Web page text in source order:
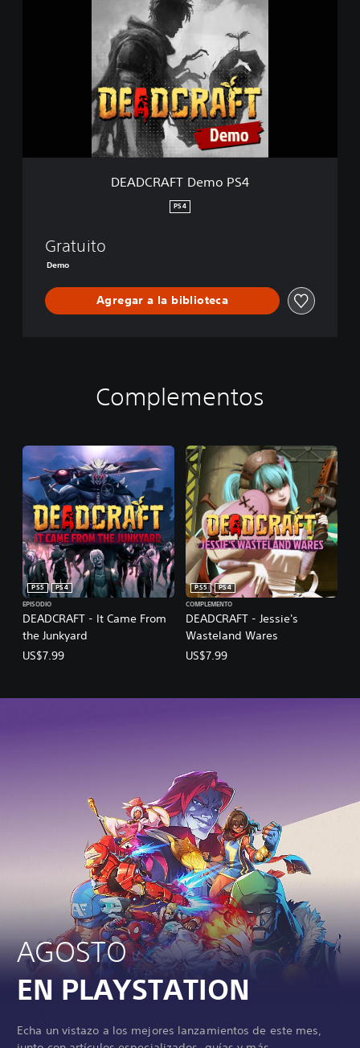
m
DEADCRAFT Demo PS4
PS4
Gratuito
Demo
Agregar a la biblioteca
Complementos
DEADCRAFT - It Came From
the Junkyard
PS5
PS4
EPISODIO
US$7.99
DEADCRAFT - Jessie's
Wasteland Wares
PS5
PS4
COMPLEMENTO
US$7.99
AGOSTO
EN PLAYSTATION
Echa un vistazo a los mejores lanzamientos de este mes,